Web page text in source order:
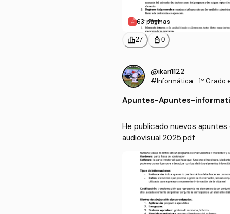
63 páginas
leaderboard27 personal_bag 0
@ikari1122
#Informática · 1º Grado
Apuntes-Apuntes-
He publicado nuevos
audiovisual 2025.pdf